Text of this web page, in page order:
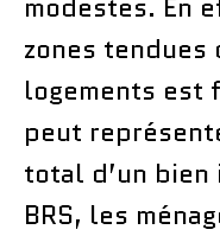
zones tendues
logements est
peut
total d’un bien
BRS, les